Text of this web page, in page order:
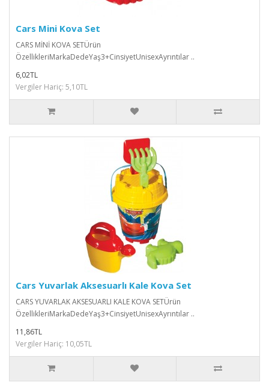
Cars Mini Kova Set
CARS MİNİ KOVA SETÜrün
ÖzellikleriMarkaDedeYaş3+CinsiyetUnisexAyrıntılar ..
6,02TL
Vergiler Hariç: 5,10TL
Cars Yuvarlak Aksesuarlı Kale Kova Set
CARS YUVARLAK AKSESUARLI KALE KOVA SETÜrün
ÖzellikleriMarkaDedeYaş3+CinsiyetUnisexAyrıntılar ..
11,86TL
Vergiler Hariç: 10,05TL